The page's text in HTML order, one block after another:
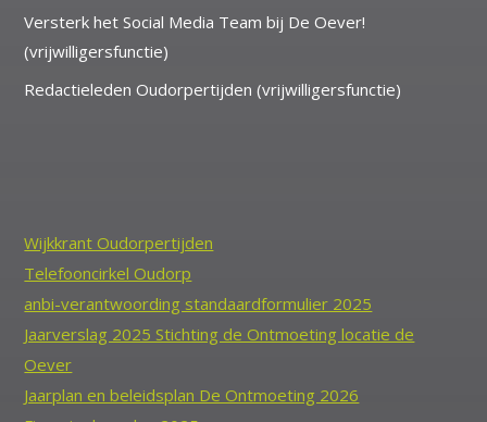
Versterk het Social Media Team bij De Oever!
(vrijwilligersfunctie)
Redactieleden Oudorpertijden (vrijwilligersfunctie)
Wijkkrant Oudorpertijden
Telefooncirkel Oudorp
anbi-verantwoording standaardformulier 2025
Jaarverslag 2025 Stichting de Ontmoeting locatie de
Oever
Jaarplan en beleidsplan De Ontmoeting 2026